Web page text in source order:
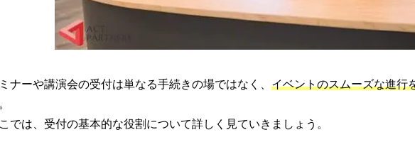
ナーや講演会の受付は単なる手続きの場ではなく、 イベントのスムーズな進行
では、受付の基本的な役割について詳しく見ていきましょう。